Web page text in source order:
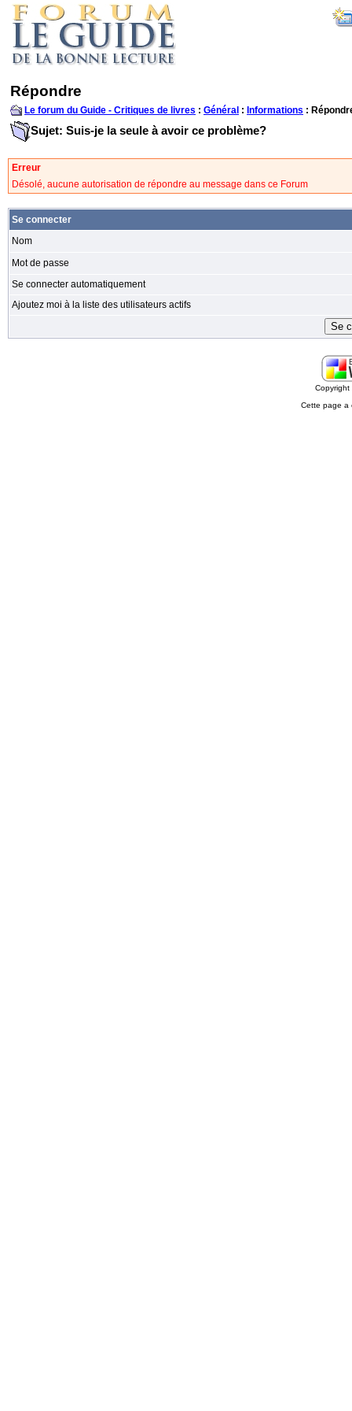
Répondre
Le forum du Guide - Critiques de livres : Général : Informations :
Sujet: Suis-je la seule à avoir ce problème?
Erreur
Désolé, aucune autorisation de répondre au message dans ce Forum
Se connecter
Nom
Mot de passe
Se connecter automatiquement
Ajoutez moi à la liste des utilisateurs actifs
Cette page a